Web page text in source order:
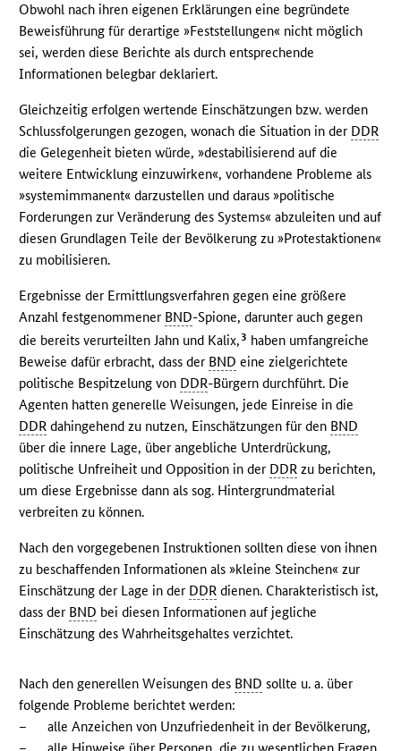
Obwohl nach ihren eigenen Erklärungen eine begründete
Beweisführung für derartige »Feststellungen« nicht möglich
sei, werden diese Berichte als durch entsprechende
Informationen belegbar deklariert.
Gleichzeitig erfolgen wertende Einschätzungen bzw. werden
Schlussfolgerungen gezogen, wonach die Situation in der DDR
die Gelegenheit bieten würde, »destabilisierend auf die
weitere Entwicklung einzuwirken«, vorhandene Probleme als
»systemimmanent« darzustellen und daraus »politische
Forderungen zur Veränderung des Systems« abzuleiten und auf
diesen Grundlagen Teile der Bevölkerung zu »Protestaktionen«
zu mobilisieren.
Ergebnisse der Ermittlungsverfahren gegen eine größere
Anzahl festgenommener BND-Spione, darunter auch gegen
die bereits verurteilten Jahn und Kalix,3 haben umfangreiche
Beweise dafür erbracht, dass der BND eine zielgerichtete
politische Bespitzelung von DDR-Bürgern durchführt. Die
Agenten hatten generelle Weisungen, jede Einreise in die
DDR dahingehend zu nutzen, Einschätzungen für den BND
über die innere Lage, über angebliche Unterdrückung,
politische Unfreiheit und Opposition in der DDR zu berichten,
um diese Ergebnisse dann als sog. Hintergrundmaterial
verbreiten zu können.
Nach den vorgegebenen Instruktionen sollten diese von ihnen
zu beschaffenden Informationen als »kleine Steinchen« zur
Einschätzung der Lage in der DDR dienen. Charakteristisch ist,
dass der BND bei diesen Informationen auf jegliche
Einschätzung des Wahrheitsgehaltes verzichtet.
Nach den generellen Weisungen des BND sollte u. a. über
folgende Probleme berichtet werden:
–
alle Anzeichen von Unzufriedenheit in der Bevölkerung,